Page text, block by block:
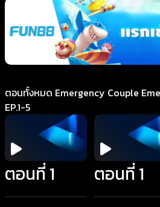
ตอนทั้งหมด Emergency Couple
EP.1-5
ตอนที่ 1 ตอนที่ 1